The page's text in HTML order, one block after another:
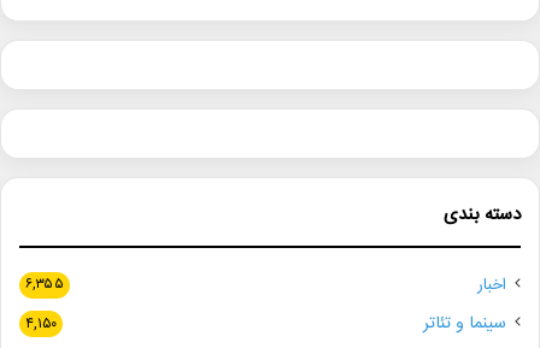
دسته بندی
اخبار ۶,۳۵۵
سینما و تئاتر ۴,۱۵۰